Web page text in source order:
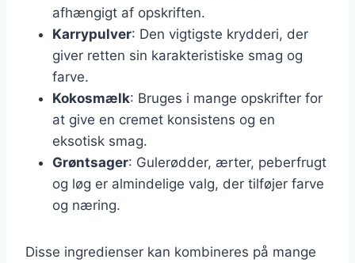
afhængigt af opskriften.
Karrypulver: Den vigtigste krydderi, der
giver retten sin karakteristiske smag og
farve.
Kokosmælk: Bruges i mange opskrifter for
at give en cremet konsistens og en
eksotisk smag.
Grøntsager: Gulerødder, ærter, peberfrugt
og løg er almindelige valg, der tilføjer farve
og næring.
Disse ingredienser kan kombineres på mange